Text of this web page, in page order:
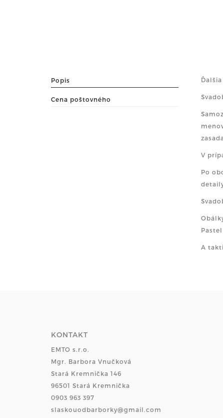
Popis
Cena poštovného
V
Po
A
KONTAKT
EMTO s.r.o.
Mgr. Barbora Vnučková
Stará Kremnička 146
96501 Stará Kremnička
0903 963 397
slaskouodbarborky@gmail.com